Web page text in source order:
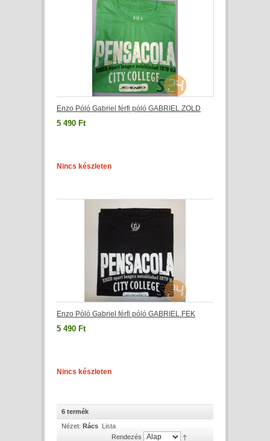
Enzo Póló Gabriel férfi póló GABRIEL.ZOLD
5 490 Ft
Nincs készleten
Enzo Póló Gabriel férfi póló GABRIEL.FEK
5 490 Ft
Nincs készleten
6 termék
Nézet: Rács Lista
Rendezés